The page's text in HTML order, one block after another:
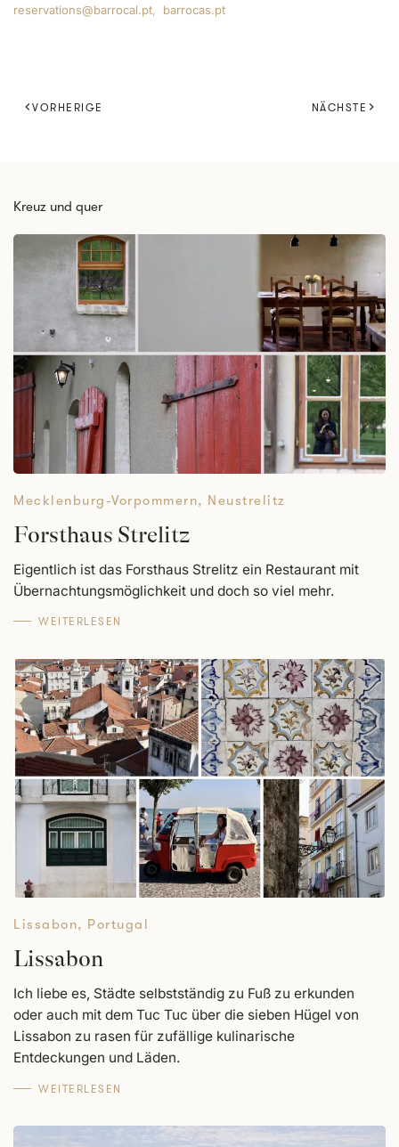
reservations@barrocal.pt barrocas.pt
VORHERIGE NÄCHSTE
Kreuz und quer
Mecklenburg-Vorpommern, Neustrelitz
Forsthaus Strelitz
Eigentlich ist das Forsthaus Strelitz ein Restaurant mit
Übernachtungsmöglichkeit und doch so viel mehr.
WEITERLESEN
Lissabon, Portugal
Lissabon
Ich liebe es, Städte selbstständig zu Fuß zu erkunden
oder auch mit dem Tuc Tuc über die sieben Hügel von
Lissabon zu rasen für zufällige kulinarische
Entdeckungen und Läden.
WEITERLESEN